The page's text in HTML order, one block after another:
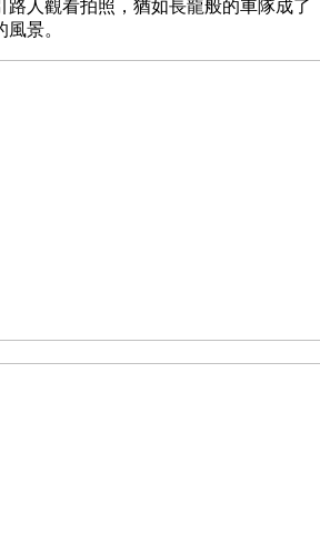
路人觀看拍照，猶如長龍般的車隊成了
景。